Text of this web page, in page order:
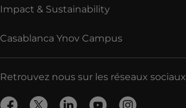
Impact & Sustainability
Casablanca Ynov Campus
Retrouvez nous sur les réseaux sociaux